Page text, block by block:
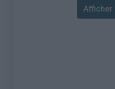
Afficher